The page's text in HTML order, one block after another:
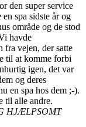
den super service
spa sidste år og
område og de stod
havde
fra vejen, der satte
til at komme forbi
igen, det var
og deres
en spa hos dem ;-).
til alle andre.
HJÆLPSOMT